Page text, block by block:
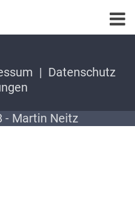
Datenschutz
- Martin Neitz